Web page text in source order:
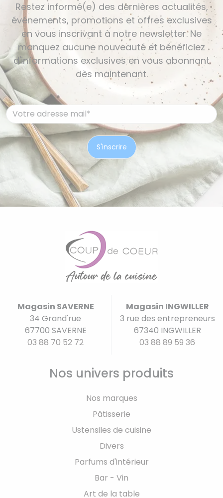
Restez informé(e) des dernières actualités,
événements, promotions et offres exclusives
en vous inscrivant à notre newsletter. Ne
manquez aucune nouveauté et bénéficiez
d'informations exclusives en vous abonnant
dès maintenant.
Magasin SAVERNE
34 Grand'rue
67700 SAVERNE
03 88 70 52 72
Magasin INGWILLER
3 rue des entrepreneurs
67340 INGWILLER
03 88 89 59 36
Nos univers produits
Nos marques
Pâtisserie
Ustensiles de cuisine
Divers
Parfums d'intérieur
Bar - Vin
Art de la table